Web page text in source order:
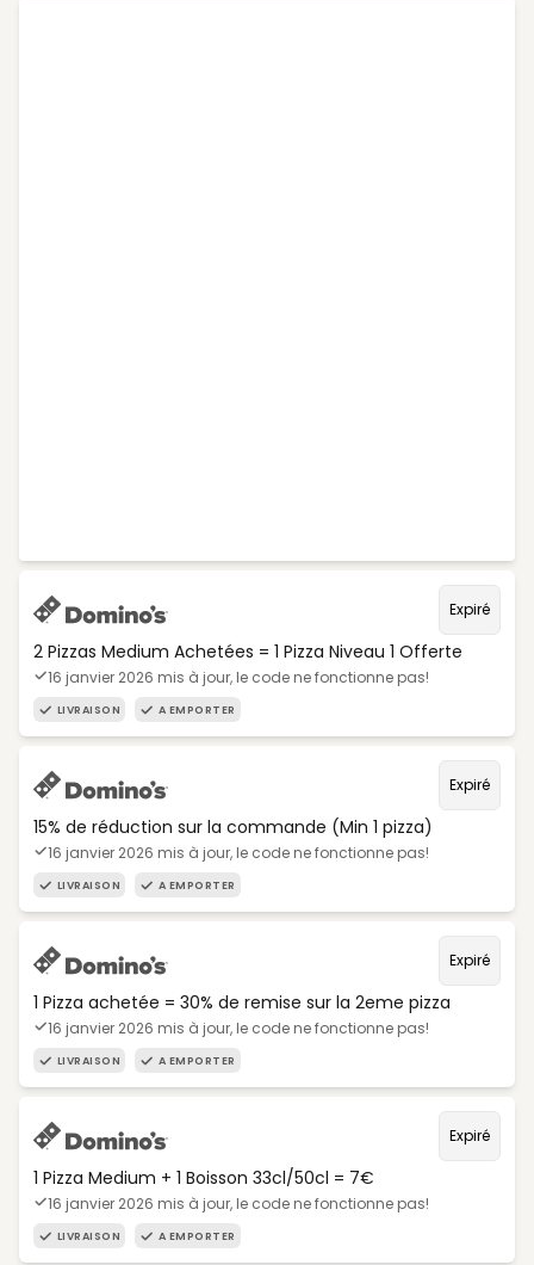
Expiré
2 Pizzas Medium Achetées = 1 Pizza Niveau 1 Offerte
16 janvier 2026 mis à jour, le code ne fonctionne pas!
LIVRAISON A EMPORTER
Expiré
15% de réduction sur la commande (Min 1 pizza)
16 janvier 2026 mis à jour, le code ne fonctionne pas!
LIVRAISON A EMPORTER
Expiré
1 Pizza achetée = 30% de remise sur la 2eme pizza
16 janvier 2026 mis à jour, le code ne fonctionne pas!
LIVRAISON A EMPORTER
Expiré
1 Pizza Medium + 1 Boisson 33cl/50cl = 7€
16 janvier 2026 mis à jour, le code ne fonctionne pas!
LIVRAISON A EMPORTER